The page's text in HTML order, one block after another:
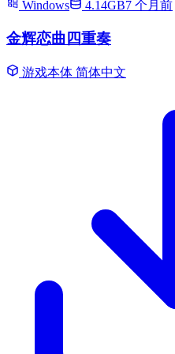
Windows 4.14GB7 个月前
金辉恋曲四重奏
游戏本体 简体中文